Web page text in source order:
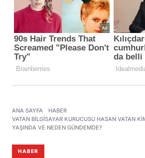
ANA SAYFA
HABER
VATAN BILGISAYAR KURUCUSU HASAN VATAN
YAŞINDA VE NEDEN GÜNDEMDE?
HABER